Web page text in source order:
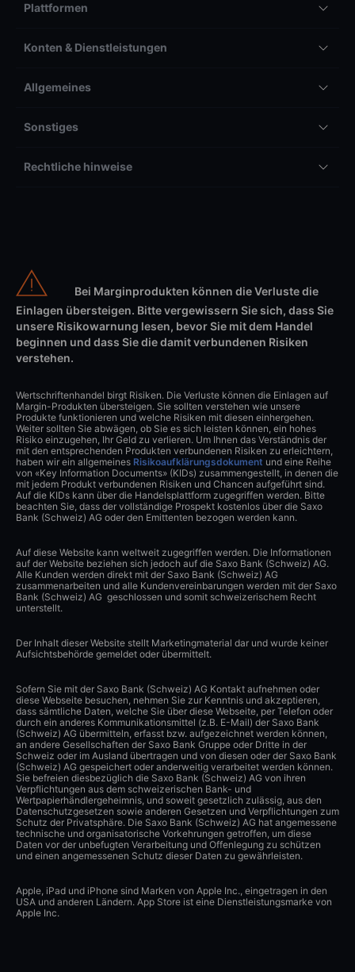
Plattformen
Konten & Dienstleistungen
Allgemeines
Sonstiges
Rechtliche hinweise
Bei Marginprodukten können die Verluste die
Einlagen übersteigen. Bitte vergewissern Sie sich, dass Sie
unsere Risikowarnung lesen, bevor Sie mit dem Handel
beginnen und dass Sie die damit verbundenen Risiken
verstehen.
Wertschriftenhandel birgt Risiken. Die Verluste können die Einlagen auf
Margin-Produkten übersteigen. Sie sollten verstehen wie unsere
Produkte funktionieren und welche Risiken mit diesen einhergehen.
Weiter sollten Sie abwägen, ob Sie es sich leisten können, ein hohes
Risiko einzugehen, Ihr Geld zu verlieren. Um Ihnen das Verständnis der
mit den entsprechenden Produkten verbundenen Risiken zu erleichtern,
haben wir ein allgemeines Risikoaufklärungsdokument und eine Reihe
von «Key Information Documents» (KIDs) zusammengestellt, in denen die
mit jedem Produkt verbundenen Risiken und Chancen aufgeführt sind.
Auf die KIDs kann über die Handelsplattform zugegriffen werden. Bitte
beachten Sie, dass der vollständige Prospekt kostenlos über die Saxo
Bank (Schweiz) AG oder den Emittenten bezogen werden kann.
Auf diese Website kann weltweit zugegriffen werden. Die Informationen
auf der Website beziehen sich jedoch auf die Saxo Bank (Schweiz) AG.
Alle Kunden werden direkt mit der Saxo Bank (Schweiz) AG
zusammenarbeiten und alle Kundenvereinbarungen werden mit der Saxo
Bank (Schweiz) AG geschlossen und somit schweizerischem Recht
unterstellt.
Der Inhalt dieser Website stellt Marketingmaterial dar und wurde keiner
Aufsichtsbehörde gemeldet oder übermittelt.
Sofern Sie mit der Saxo Bank (Schweiz) AG Kontakt aufnehmen oder
diese Webseite besuchen, nehmen Sie zur Kenntnis und akzeptieren,
dass sämtliche Daten, welche Sie über diese Webseite, per Telefon oder
durch ein anderes Kommunikationsmittel (z.B. E-Mail) der Saxo Bank
(Schweiz) AG übermitteln, erfasst bzw. aufgezeichnet werden können,
an andere Gesellschaften der Saxo Bank Gruppe oder Dritte in der
Schweiz oder im Ausland übertragen und von diesen oder der Saxo Bank
(Schweiz) AG gespeichert oder anderweitig verarbeitet werden können.
Sie befreien diesbezüglich die Saxo Bank (Schweiz) AG von ihren
Verpflichtungen aus dem schweizerischen Bank- und
Wertpapierhändlergeheimnis, und soweit gesetzlich zulässig, aus den
Datenschutzgesetzen sowie anderen Gesetzen und Verpflichtungen zum
Schutz der Privatsphäre. Die Saxo Bank (Schweiz) AG hat angemessene
technische und organisatorische Vorkehrungen getroffen, um diese
Daten vor der unbefugten Verarbeitung und Offenlegung zu schützen
und einen angemessenen Schutz dieser Daten zu gewährleisten.
Apple, iPad und iPhone sind Marken von Apple Inc., eingetragen in den
USA und anderen Ländern. App Store ist eine Dienstleistungsmarke von
Apple Inc.